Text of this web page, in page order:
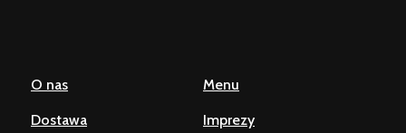
O nas Menu
Dostawa Imprezy